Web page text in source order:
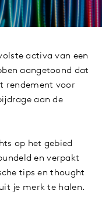
activa van een
aangetoond dat
rendement voor
aan de
op het gebied
en verpakt
tips en thought
je merk te halen.